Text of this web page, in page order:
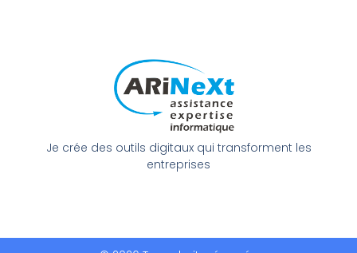
Je crée des outils digitaux qui transforment les
entreprises